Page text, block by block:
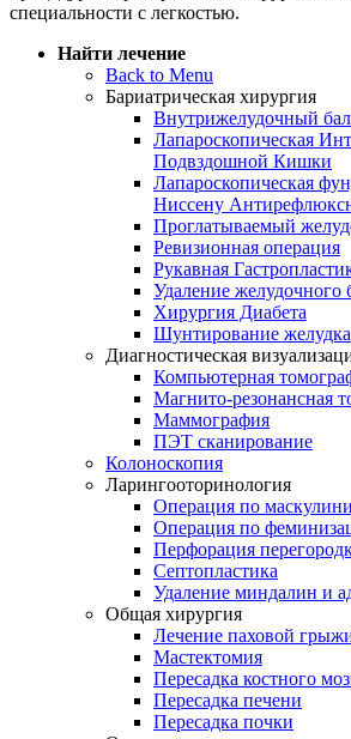
специальности с легкостью.
Найти лечение
Back to Menu
Бариатрическая хирургия
Внутрижелудочный
Лапароскопическая
Подвздошной Кишки
Лапароскопическая
Ниссену
Проглатываемый
Ревизионная операция
Рукавная
Удаление желудочного
Хирургия Диабета
Шунтирование желудка
Диагностическая
Компьютерная
Магнито-резонансная
Маммография
ПЭТ сканирование
Колоноскопия
Ларингооторинология
Операция по
Операция по
Перфорация
Септопластика
Удаление миндалин и
Общая хирургия
Лечение паховой
Мастектомия
Пересадка костного
Пересадка печени
Пересадка почки